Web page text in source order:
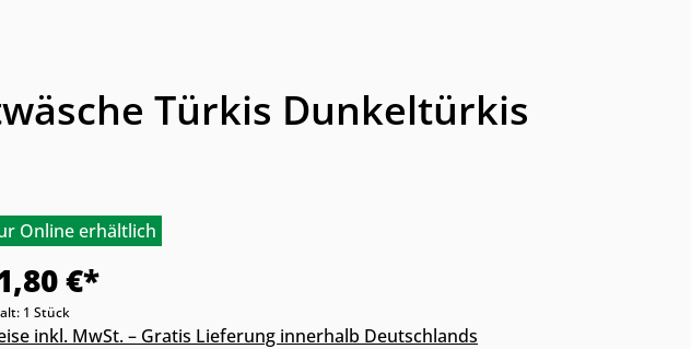
Türkis Dunkeltürkis
Online erhältlich
€*
1 Stück
inkl. MwSt. – Gratis Lieferung innerhalb Deutschlands